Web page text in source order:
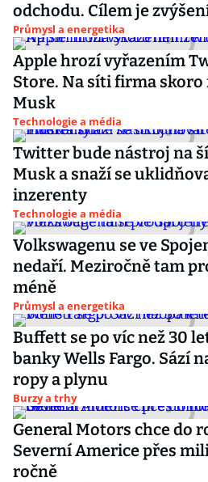
odchodu. Cílem je
Průmysl a energetika
Apple hrozí vyřazením
Store. Na síti firma
Musk
Technologie a média
Twitter bude nástroj na
Musk a snaží se
inzerenty
Technologie a média
Volkswagenu se ve
nedaří. Meziročně tam
méně
Průmysl a energetika
Buffett se po víc než 30
banky Wells Fargo. Sází
ropy a plynu
Burzy a trhy
General Motors chce do
Severní Americe přes
ročně